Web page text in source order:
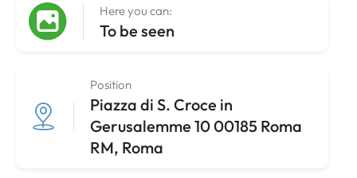
Here you can:
To be seen
Position
Piazza di S. Croce in
Gerusalemme 10 00185 Roma
RM, Roma